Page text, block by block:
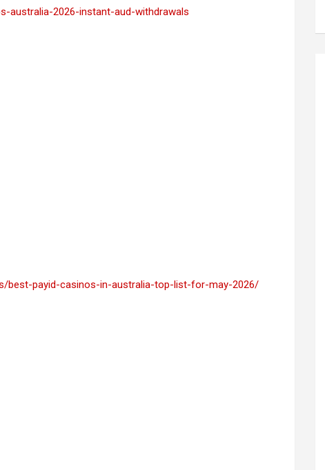
australia-2026-instant-aud-withdrawals
best-payid-casinos-in-australia-top-list-for-may-2026/